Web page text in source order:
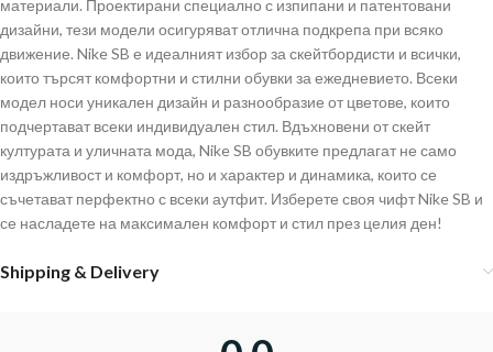
материали. Проектирани специално с изпипани и патентовани
дизайни, тези модели осигуряват отлична подкрепа при всяко
движение. Nike SB е идеалният избор за скейтбордисти и всички,
които търсят комфортни и стилни обувки за ежедневието. Всеки
модел носи уникален дизайн и разнообразие от цветове, които
подчертават всеки индивидуален стил. Вдъхновени от скейт
културата и уличната мода, Nike SB обувките предлагат не само
издръжливост и комфорт, но и характер и динамика, които се
съчетават перфектно с всеки аутфит. Изберете своя чифт Nike SB и
се насладете на максимален комфорт и стил през целия ден!
Shipping & Delivery